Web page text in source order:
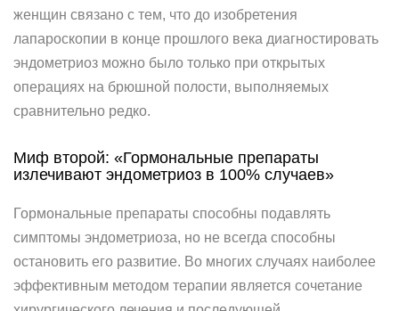
женщин связано с тем, что до изобретения
лапароскопии в конце прошлого века диагностировать
эндометриоз можно было только при открытых
операциях на брюшной полости, выполняемых
сравнительно редко.
Миф второй: «Гормональные препараты
излечивают эндометриоз в 100% случаев»
Гормональные препараты способны подавлять
симптомы эндометриоза, но не всегда способны
остановить его развитие. Во многих случаях наиболее
эффективным методом терапии является сочетание